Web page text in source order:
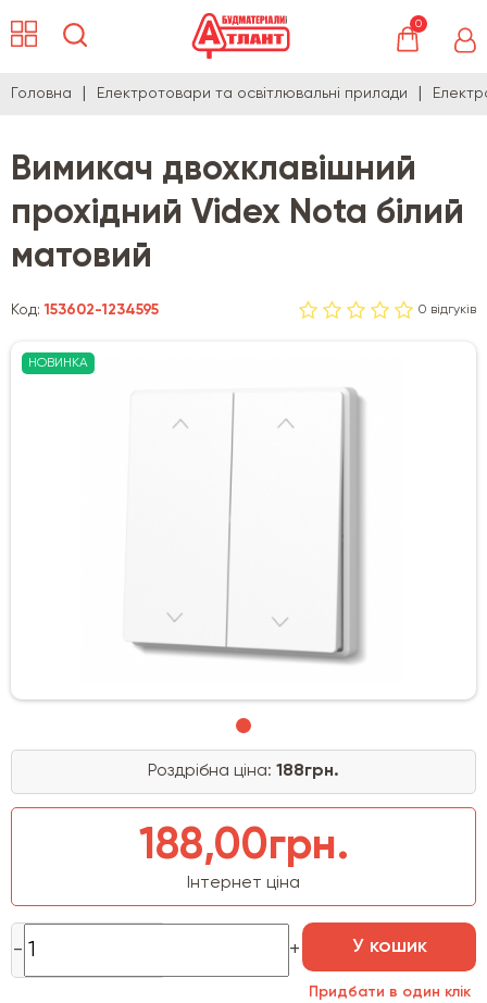
0
Головна Електротовари та освітлювальні прилади
Вимикач двохклавішний
прохідний Videx Nota білий
матовий
Код:153602-1234595 0 відгуків
НОВИНКА
Роздрібна ціна: 188грн.
188,00грн.
Інтернет ціна
У кошик
Придбати в один клік